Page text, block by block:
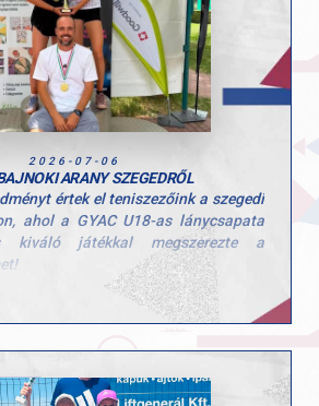
2026-07-06
ARANY SZEGEDRŐL
értek el teniszezőink a szegedi
ahol a GYAC U18-as lánycsapata
kiváló játékkal megszerezte a
során végig nagyszerű
küzdeni akarásról és felkészültségről
játékosainknak és felkészítő